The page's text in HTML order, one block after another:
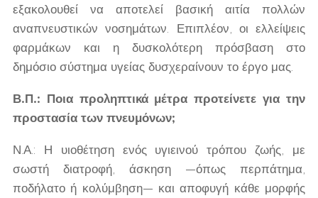
εξακολουθεί να αποτελεί βασική αιτία πολλών
αναπνευστικών νοσημάτων. Επιπλέον, οι ελλείψεις
φαρμάκων και η δυσκολότερη πρόσβαση στο
δημόσιο σύστημα υγείας δυσχεραίνουν το έργο μας.
Β.Π.: Ποια προληπτικά μέτρα προτείνετε για την
προστασία των πνευμόνων;
Ν.Α.: Η υιοθέτηση ενός υγιεινού τρόπου ζωής, με
σωστή διατροφή, άσκηση —όπως περπάτημα,
ποδήλατο ή κολύμβηση— και αποφυγή κάθε μορφής